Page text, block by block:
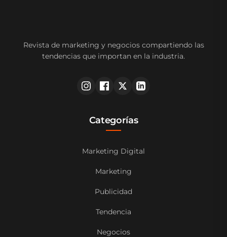
Revista de marketing y negocios compartiendo las
tendencias que importan en la industria.
Categorías
Marketing Digital
Marketing
Publicidad
Tendencia
Negocios